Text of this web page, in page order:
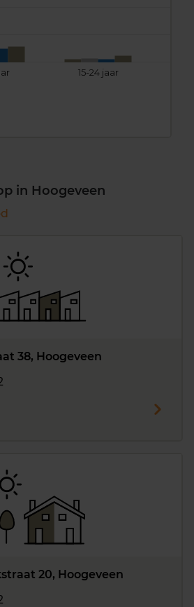
15-24 jaar
in Hoogeveen
38, Hoogeveen
20, Hoogeveen